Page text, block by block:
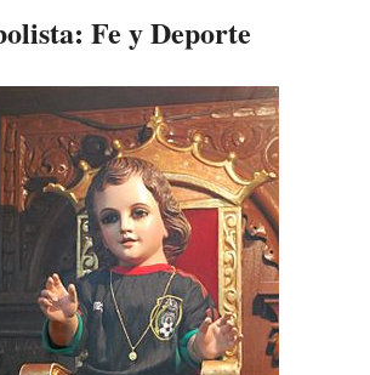
Fe y Deporte